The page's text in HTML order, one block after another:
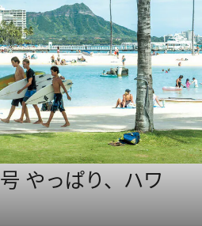
やっぱり、ハワ